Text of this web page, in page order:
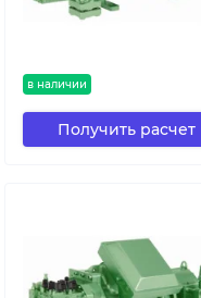
в наличии
Получить расчет